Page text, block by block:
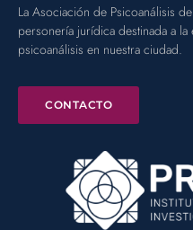
La Asociación de Psicoanálisis
personería jurídica destinada a la
psicoanálisis en nuestra ciudad.
CONTACTO